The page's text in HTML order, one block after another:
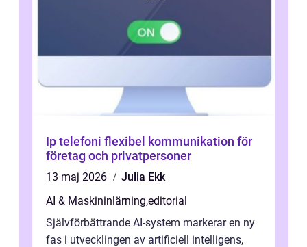
Ip telefoni flexibel kommunikation för
företag och privatpersoner
13 maj 2026
Julia Ekk
AI & Maskininlärning,editorial
Självförbättrande AI-system markerar en ny
fas i utvecklingen av artificiell intelligens,